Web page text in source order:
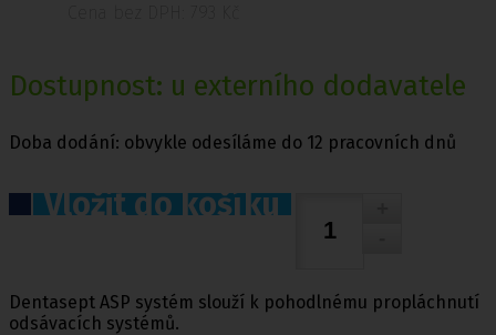
Dostupnost: u externího dodavatele
Doba dodání: obvykle odesíláme do 12 pracovních dnů
Vložit do košíku
Dentasept ASP systém slouží k pohodlnému propláchnutí
odsávacích systémů.